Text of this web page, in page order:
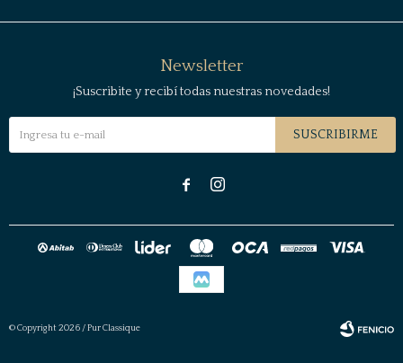
Newsletter
¡Suscribite y recibí todas nuestras novedades!
SUSCRIBIRME
 
© Copyright 2026 / Pur Classique